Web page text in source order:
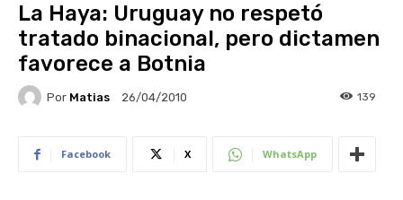
La Haya: Uruguay no respetó
tratado binacional, pero dictamen
favorece a Botnia
Por Matias 26/04/2010 139
Facebook X WhatsApp